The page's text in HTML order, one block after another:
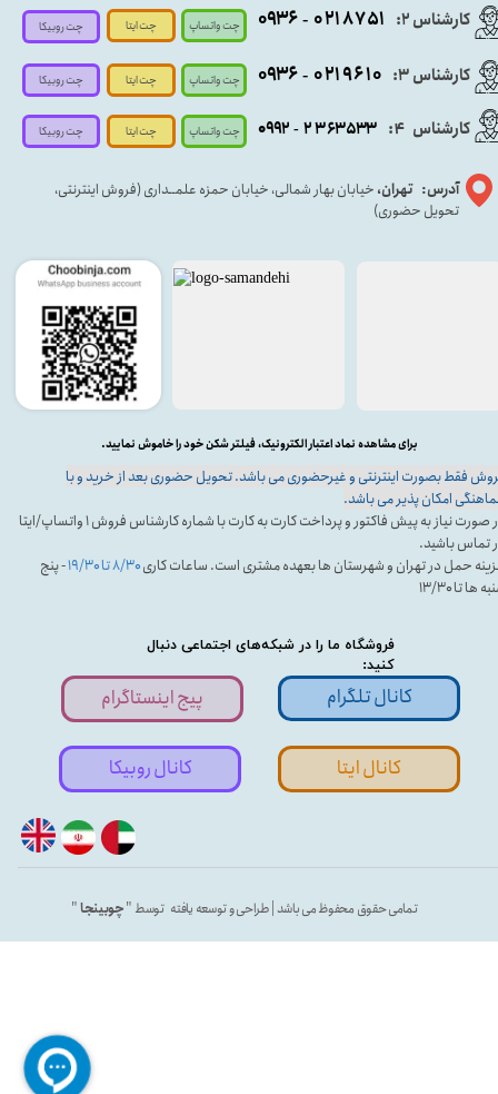
فروشگاه ما را در شبکه‌های اجتماعی دنبال
کنید:
تمامی حقوق محفوظ می باشد | طراحی و توسعه یافته توسط "چوبینجا"
آدرس: تهران، خیابان بهار شمالی، خیابان حمزه علمــداری (فروش اینترنتی،
تحویل حضوری)
کارشناس ۳: ۰۲۱۹۶۱۰ -۰۹۳۶
فقط بصورت اینترنتی و غیرحضوری می باشد. تحویل حضوری بعد از خرید و با
امکان پذیر می باشد.
در صورت نیاز به پیش فاکتور و پرداخت کارت به کارت با شماره کارشناس فروش ۱ واتساپ/ایتا
تماس باشید.
حمل در تهران و شهرستان ها بعهده مشتری است. ساعات کاری۸/۳۰ تا ۱۹/۳۰
- پنج
ها تا ۱۳/۳۰
برای مشاهده نماد اعتبار الکترونیک، فیلتر شکن خود را خاموش نمایید.
پیج اینستاگرام کانال تلگرام
کارشناس ۲: ۰۲۱۸۷۵۱ - ۰۹۳۶
کانال ایتا کانال روبیکا
کارشناس 4
: ۲۳۶۳۵۳۳ - ۰۹۹۲ چت واتساپ
چت واتساپ
چت واتساپ
چت ایتا
چت ایتا
چت ایتا
چت روبیکا
چت روبیکا
چت روبیکا